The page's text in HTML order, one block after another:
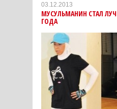
03.12.2013
МУСУЛЬМАНИН СТАЛ
ГОДА